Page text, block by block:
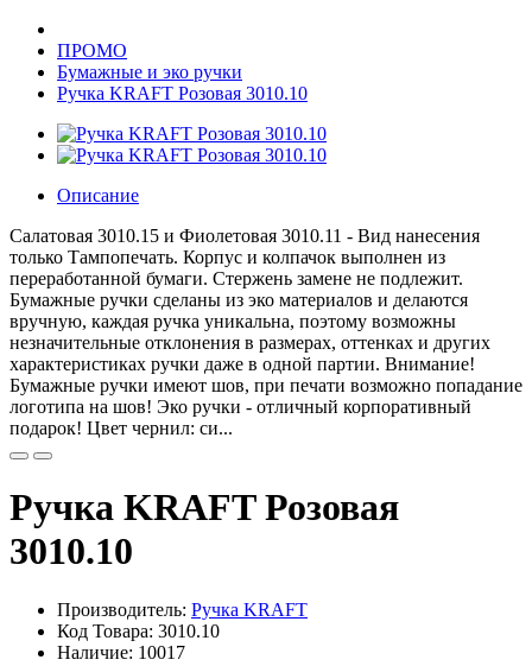
ПРОМО
Бумажные и эко ручки
Ручка KRAFT Розовая 3010.10
Описание
Салатовая 3010.15 и Фиолетовая 3010.11 - Вид нанесения
только Тампопечать. Корпус и колпачок выполнен из
переработанной бумаги. Стержень замене не подлежит.
Бумажные ручки сделаны из эко материалов и делаются
вручную, каждая ручка уникальна, поэтому возможны
незначительные отклонения в размерах, оттенках и других
характеристиках ручки даже в одной партии. Внимание!
Бумажные ручки имеют шов, при печати возможно попадание
логотипа на шов! Эко ручки - отличный корпоративный
подарок! Цвет чернил: си...
Ручка KRAFT Розовая
3010.10
Производитель: Ручка KRAFT
Код Товара: 3010.10
Наличие: 10017